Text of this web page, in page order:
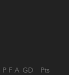
P F A GD Pts